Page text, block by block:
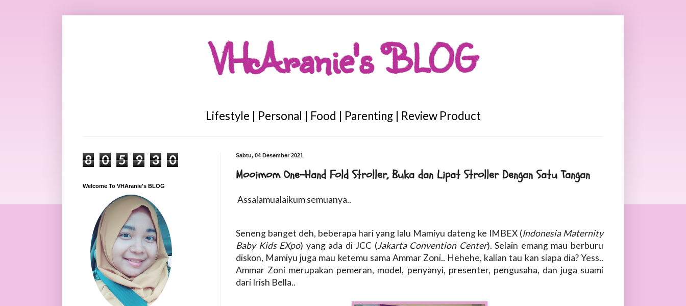
VHAranie's BLOG
Lifestyle | Personal | Food | Parenting | Review Product
Sabtu, 04 Desember 2021
Mooimom One-Hand Fold Stroller, Buka dan Lipat Stroller Dengan Satu Tangan
Assalamualaikum semuanya..
Seneng banget deh, beberapa hari yang lalu Mamiyu dateng ke IMBEX (Indonesia Maternity
Baby Kids EXpo) yang ada di JCC (Jakarta Convention Center). Selain emang mau berburu
diskon, Mamiyu juga mau ketemu sama Ammar Zoni.. Hehehe, kalian tau kan siapa dia? Yess..
Ammar Zoni merupakan pemeran, model, penyanyi, presenter, pengusaha, dan juga suami
dari Irish Bella..
8 0 5 9 3 0
Welcome To VHAranie's BLOG